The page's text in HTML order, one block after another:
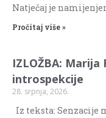
Natječaj je
Pročitaj više »
IZLOŽBA:
introspekcije
28. srpnja, 2026.
Iz teksta: Senzacije